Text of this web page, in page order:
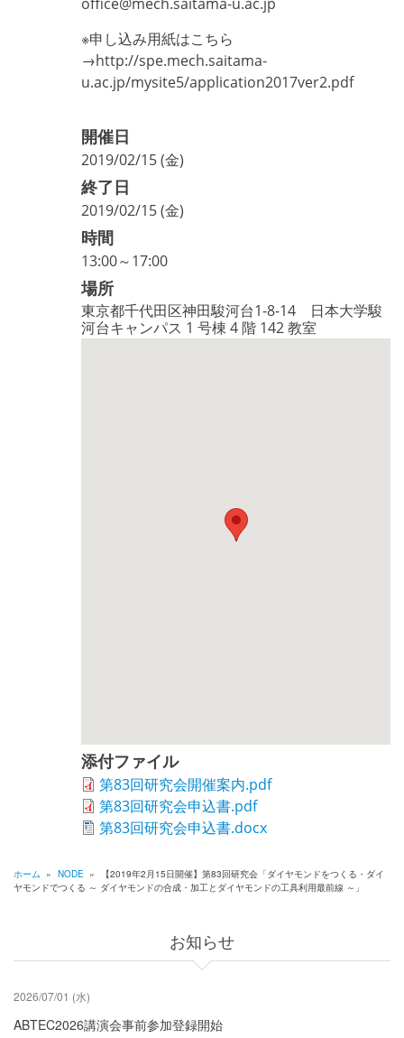
※申し込み用紙はこちら
→http://spe.mech.saitama-
u.ac.jp/mysite5/application2017ver2.pdf
開催日
2019/02/15 (金)
終了日
2019/02/15 (金)
時間
13:00～17:00
場所
東京都千代田区神田駿河台1-8-14 日本大学駿
河台キャンパス 1 号棟 4 階 142 教室
添付ファイル
第83回研究会開催案内.pdf
第83回研究会申込書.pdf
第83回研究会申込書.docx
パ
く
ず
ホーム » NODE »
【2019年2月15日開催】第83回研究会「ダイヤモンドをつくる・ダイ
ヤモンドでつくる ～ ダイヤモンドの合成・加工とダイヤモンドの工具利用最前線 ～」
お知らせ
2026/07/01 (水)
ABTEC2026講演会事前参加登録開始